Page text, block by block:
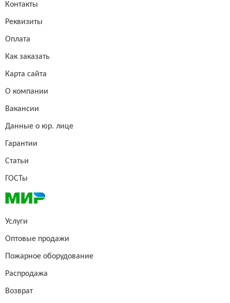
Контакты
Реквизиты
Оплата
Как заказать
Карта сайта
О компании
Вакансии
Данные о юр. лице
Гарантии
Статьи
ГОСТы
Услуги
Оптовые продажи
Пожарное оборудование
Распродажа
Возврат